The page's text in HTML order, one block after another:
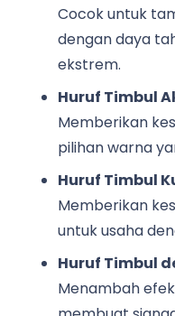
Cocok untuk
dengan daya
ekstrem.
Huruf Timbul
Memberikan
pilihan warna
Huruf Timbul
Memberikan
untuk usaha
Huruf Timbul
Menambah